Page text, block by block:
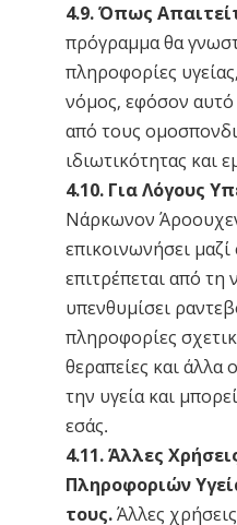
4.9. Όπως
πρόγραμμα θα
πληροφορίες
νόμος, εφόσον αυτό
από τους
ιδιωτικότητας και
4.10. Για Λόγους
Νάρκωνον
επικοινωνήσει
επιτρέπεται από τη
υπενθυμίσει
πληροφορίες
θεραπείες και άλλα
την υγεία και
εσάς.
4.11. Άλλες
Πληροφοριών
τους.Άλλες